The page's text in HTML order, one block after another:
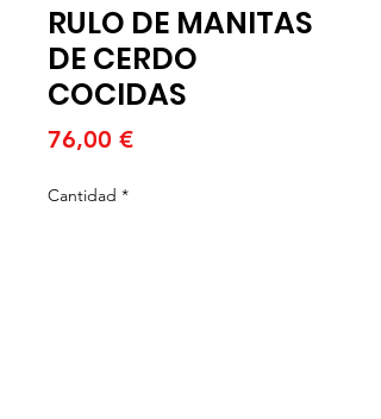
RULO DE MANITAS
DE CERDO
COCIDAS
76,00 €Precio
Cantidad *